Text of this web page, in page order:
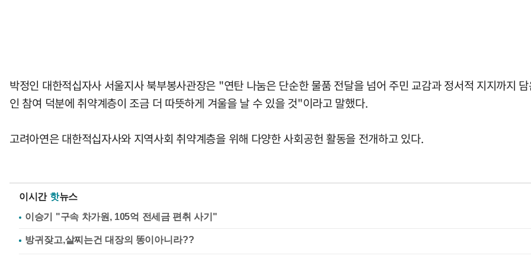
박정인 대한적십자사 서울지사 북부봉사관장은 "연탄 나눔은 단순한 물품 전달을 넘어 주민 교감과 정서적 지지까지
인 참여 덕분에 취약계층이 조금 더 따뜻하게 겨울을 날 수 있을 것"이라고 말했다.
고려아연은 대한적십자사와 지역사회 취약계층을 위해 다양한 사회공헌 활동을 전개하고 있다.
이시간 핫뉴스
이승기 "구속 차가원, 105억 전세금 편취 사기"